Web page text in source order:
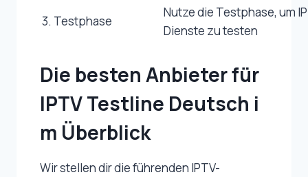
3. Testphase
Nutze die Testphase, um
Dienste zu testen
Die besten Anbieter für
IPTV Testline Deutsch i
m Überblick
Wir stellen dir die führenden IPTV-